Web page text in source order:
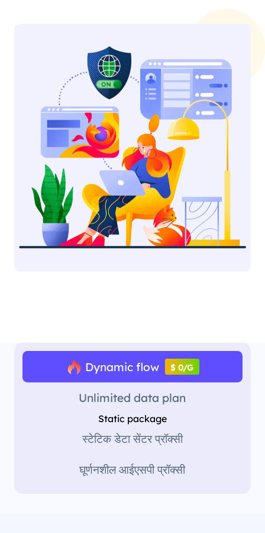
Dynamic flow $ 0/G
Unlimited data plan
Static package
स्टेटिक डेटा सेंटर प्रॉक्सी
घूर्णनशील आईएसपी प्रॉक्सी